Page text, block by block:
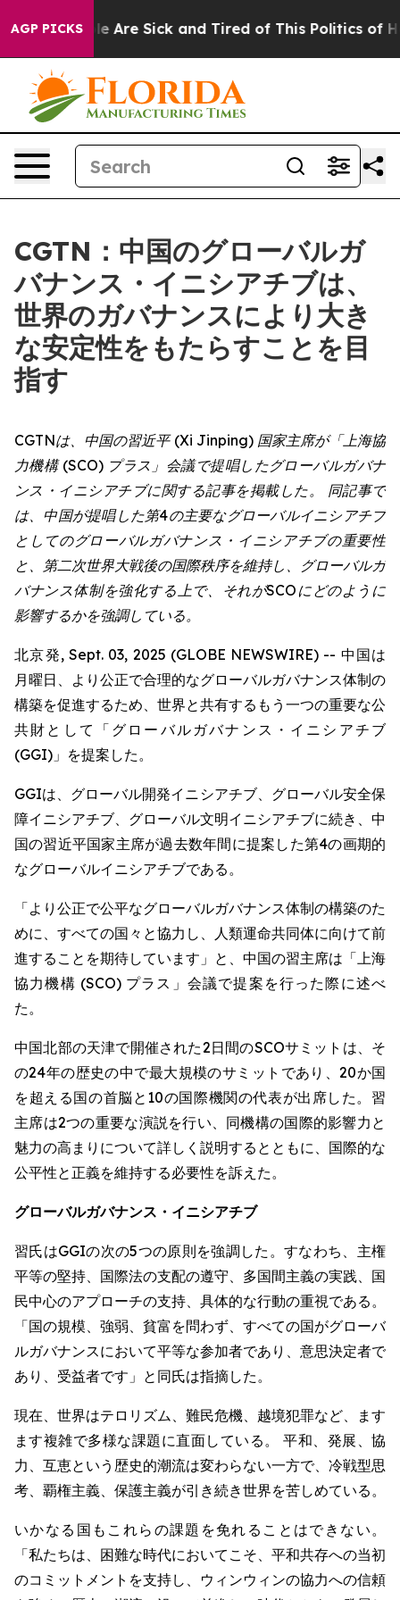
AGP PICKS
“People Are Sick and Tired of This Politics of
CGTN：中国のグローバルガ
バナンス・イニシアチブは、
世界のガバナンスにより大き
な安定性をもたらすことを目
指す
CGTNは、中国の習近平 (Xi Jinping) 国家主席が「上海協
力機構 (SCO) プラス」会議で提唱したグローバルガバナ
ンス・イニシアチブに関する記事を掲載した。 同記事で
は、中国が提唱した第4の主要なグローバルイニシアチブ
としてのグローバルガバナンス・イニシアチブの重要性
と、第二次世界大戦後の国際秩序を維持し、グローバルガ
バナンス体制を強化する上で、それがSCOにどのように
影響するかを強調している。
北京発, Sept. 03, 2025 (GLOBE NEWSWIRE) -- 中国は
月曜日、より公正で合理的なグローバルガバナンス体制の
構築を促進するため、世界と共有するもう一つの重要な公
共財として「グローバルガバナンス・イニシアチブ
(GGI)」を提案した。
GGIは、グローバル開発イニシアチブ、グローバル安全保
障イニシアチブ、グローバル文明イニシアチブに続き、中
国の習近平国家主席が過去数年間に提案した第4の画期的
なグローバルイニシアチブである。
「より公正で公平なグローバルガバナンス体制の構築のた
めに、すべての国々と協力し、人類運命共同体に向けて前
進することを期待しています」と、中国の習主席は「上海
協力機構 (SCO) プラス」会議で提案を行った際に述べ
た。
中国北部の天津で開催された2日間のSCOサミットは、そ
の24年の歴史の中で最大規模のサミットであり、20か国
を超える国の首脳と10の国際機関の代表が出席した。習
主席は2つの重要な演説を行い、同機構の国際的影響力と
魅力の高まりについて詳しく説明するとともに、国際的な
公平性と正義を維持する必要性を訴えた。
グローバルガバナンス・イニシアチブ
習氏はGGIの次の5つの原則を強調した。すなわち、主権
平等の堅持、国際法の支配の遵守、多国間主義の実践、国
民中心のアプローチの支持、具体的な行動の重視である。
「国の規模、強弱、貧富を問わず、すべての国がグローバ
ルガバナンスにおいて平等な参加者であり、意思決定者で
あり、受益者です」と同氏は指摘した。
現在、世界はテロリズム、難民危機、越境犯罪など、ます
ます複雑で多様な課題に直面している。 平和、発展、協
力、互恵という歴史的潮流は変わらない一方で、冷戦型思
考、覇権主義、保護主義が引き続き世界を苦しめている。
いかなる国もこれらの課題を免れることはできない。
「私たちは、困難な時代においてこそ、平和共存への当初
のコミットメントを支持し、ウィンウィンの協力への信頼